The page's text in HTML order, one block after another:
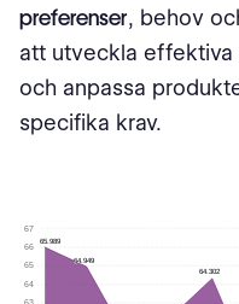
preferenser, behov
att utveckla effektiva
och anpassa
specifika krav.